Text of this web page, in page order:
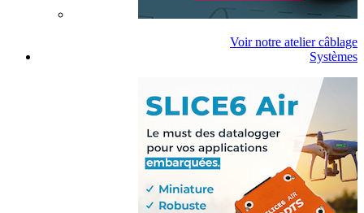
Voir notre atelier câblage
Systèmes